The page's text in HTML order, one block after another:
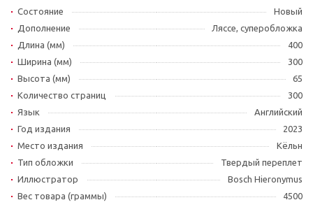
Состояние
Новый
Дополнение
Ляссе, суперобложка
Длина (мм)
400
Ширина (мм)
300
Высота (мм)
65
Количество страниц
300
Язык
Английский
Год издания
2023
Место издания
Кёльн
Тип обложки
Твердый переплет
Иллюстратор
Bosch Hieronymus
Вес товара (граммы)
4500